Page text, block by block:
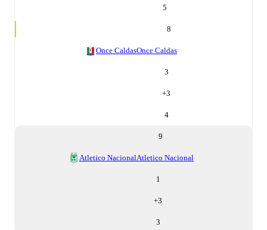
5
8
Once CaldasOnce Caldas
3
+3
4
9
Atletico NacionalAtletico Nacional
1
+3
3